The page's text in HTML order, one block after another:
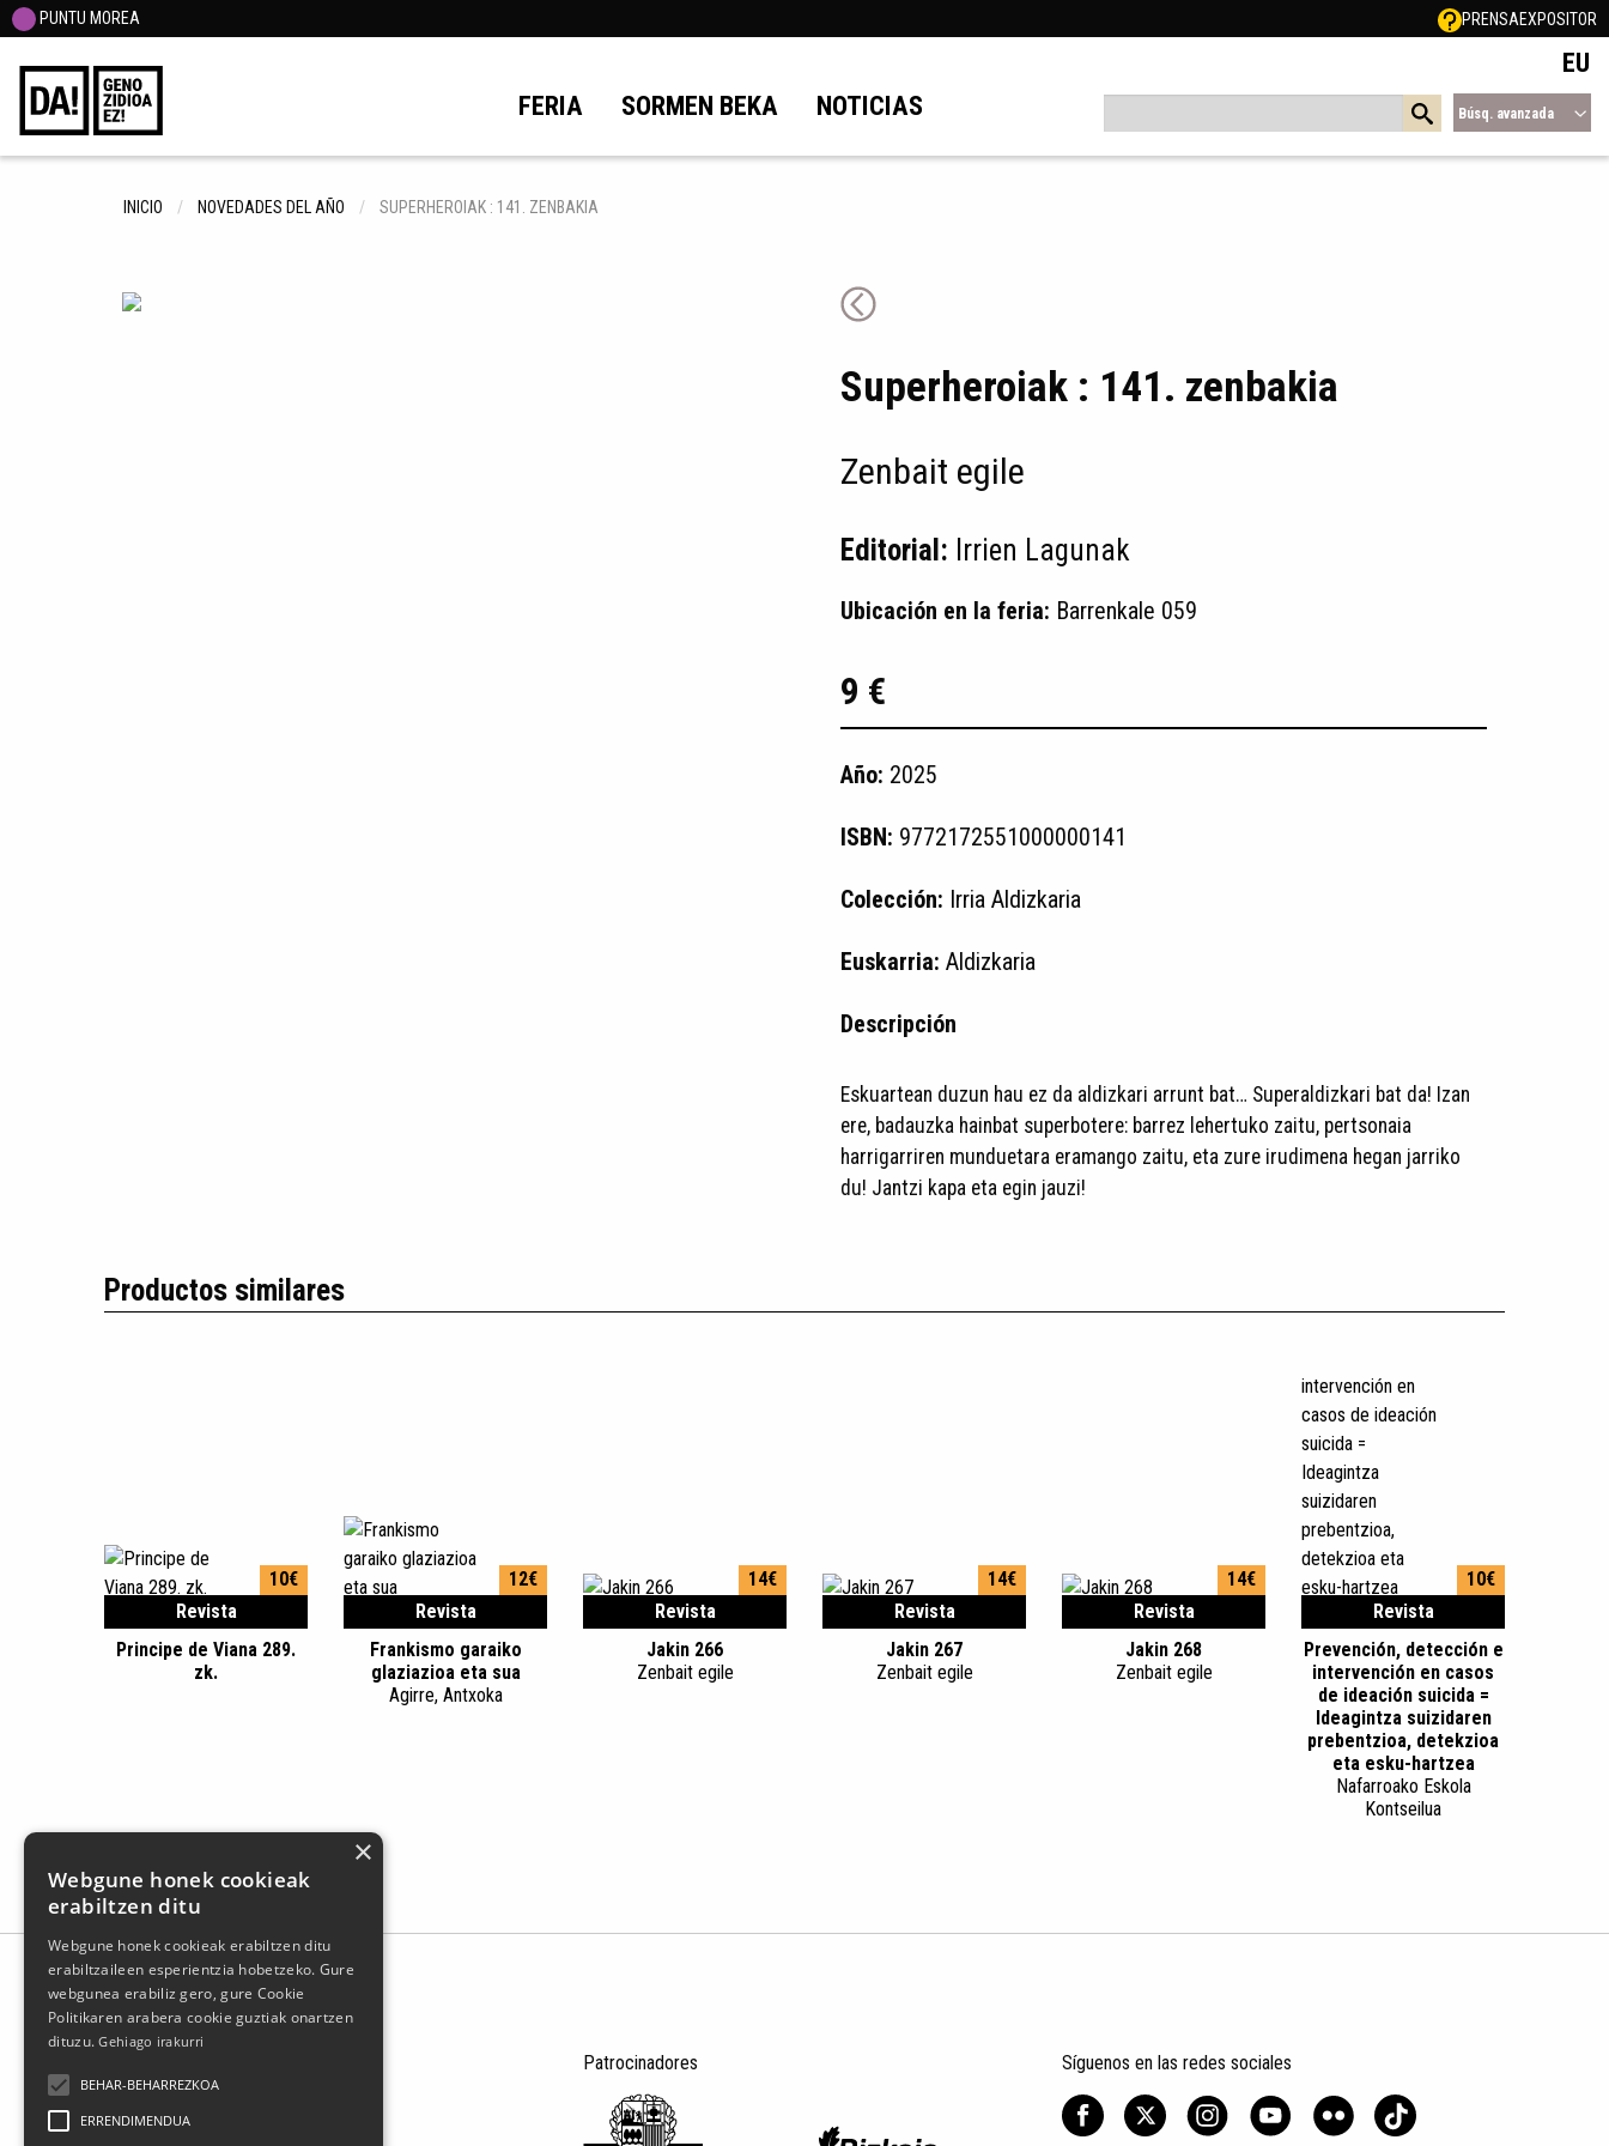
PUNTU MOREA PRENSAEXPOSITOR
FERIA SORMEN BEKA NOTICIAS
EU
Búsq. avanzada
INICIO NOVEDADES DEL AÑO SUPERHEROIAK : 141. ZENBAKIA
Superheroiak : 141. zenbakia
Zenbait egile
Editorial: Irrien Lagunak
Ubicación en la feria: Barrenkale 059
9 €
Año: 2025
ISBN: 9772172551000000141
Colección: Irria Aldizkaria
Euskarria: Aldizkaria
Descripción
Eskuartean duzun hau ez da aldizkari arrunt bat… Superaldizkari bat da! Izan
ere, badauzka hainbat superbotere: barrez lehertuko zaitu, pertsonaia
harrigarriren munduetara eramango zaitu, eta zure irudimena hegan jarriko
du! Jantzi kapa eta egin jauzi!
Productos similares
Revista
10€
Principe de Viana 289.
zk.
Revista
12€
Frankismo garaiko
glaziazioa eta sua
Agirre, Antxoka
Revista
14€
Jakin 266
Zenbait egile
Revista
14€
Jakin 267
Zenbait egile
Revista
14€
Jakin 268
Zenbait egile
Revista
10€
Prevención, detección e
intervención en casos
de ideación suicida =
Ideagintza suizidaren
prebentzioa, detekzioa
eta esku-hartzea
Nafarroako Eskola
Kontseilua
Patrocinadores Síguenos en las redes sociales
×
Webgune honek cookieak
erabiltzen ditu
Webgune honek cookieak erabiltzen ditu
erabiltzaileen esperientzia hobetzeko. Gure
webgunea erabiliz gero, gure Cookie
Politikaren arabera cookie guztiak onartzen
dituzu.Gehiago irakurri
BEHAR-BEHARREZKOA
ERRENDIMENDUA